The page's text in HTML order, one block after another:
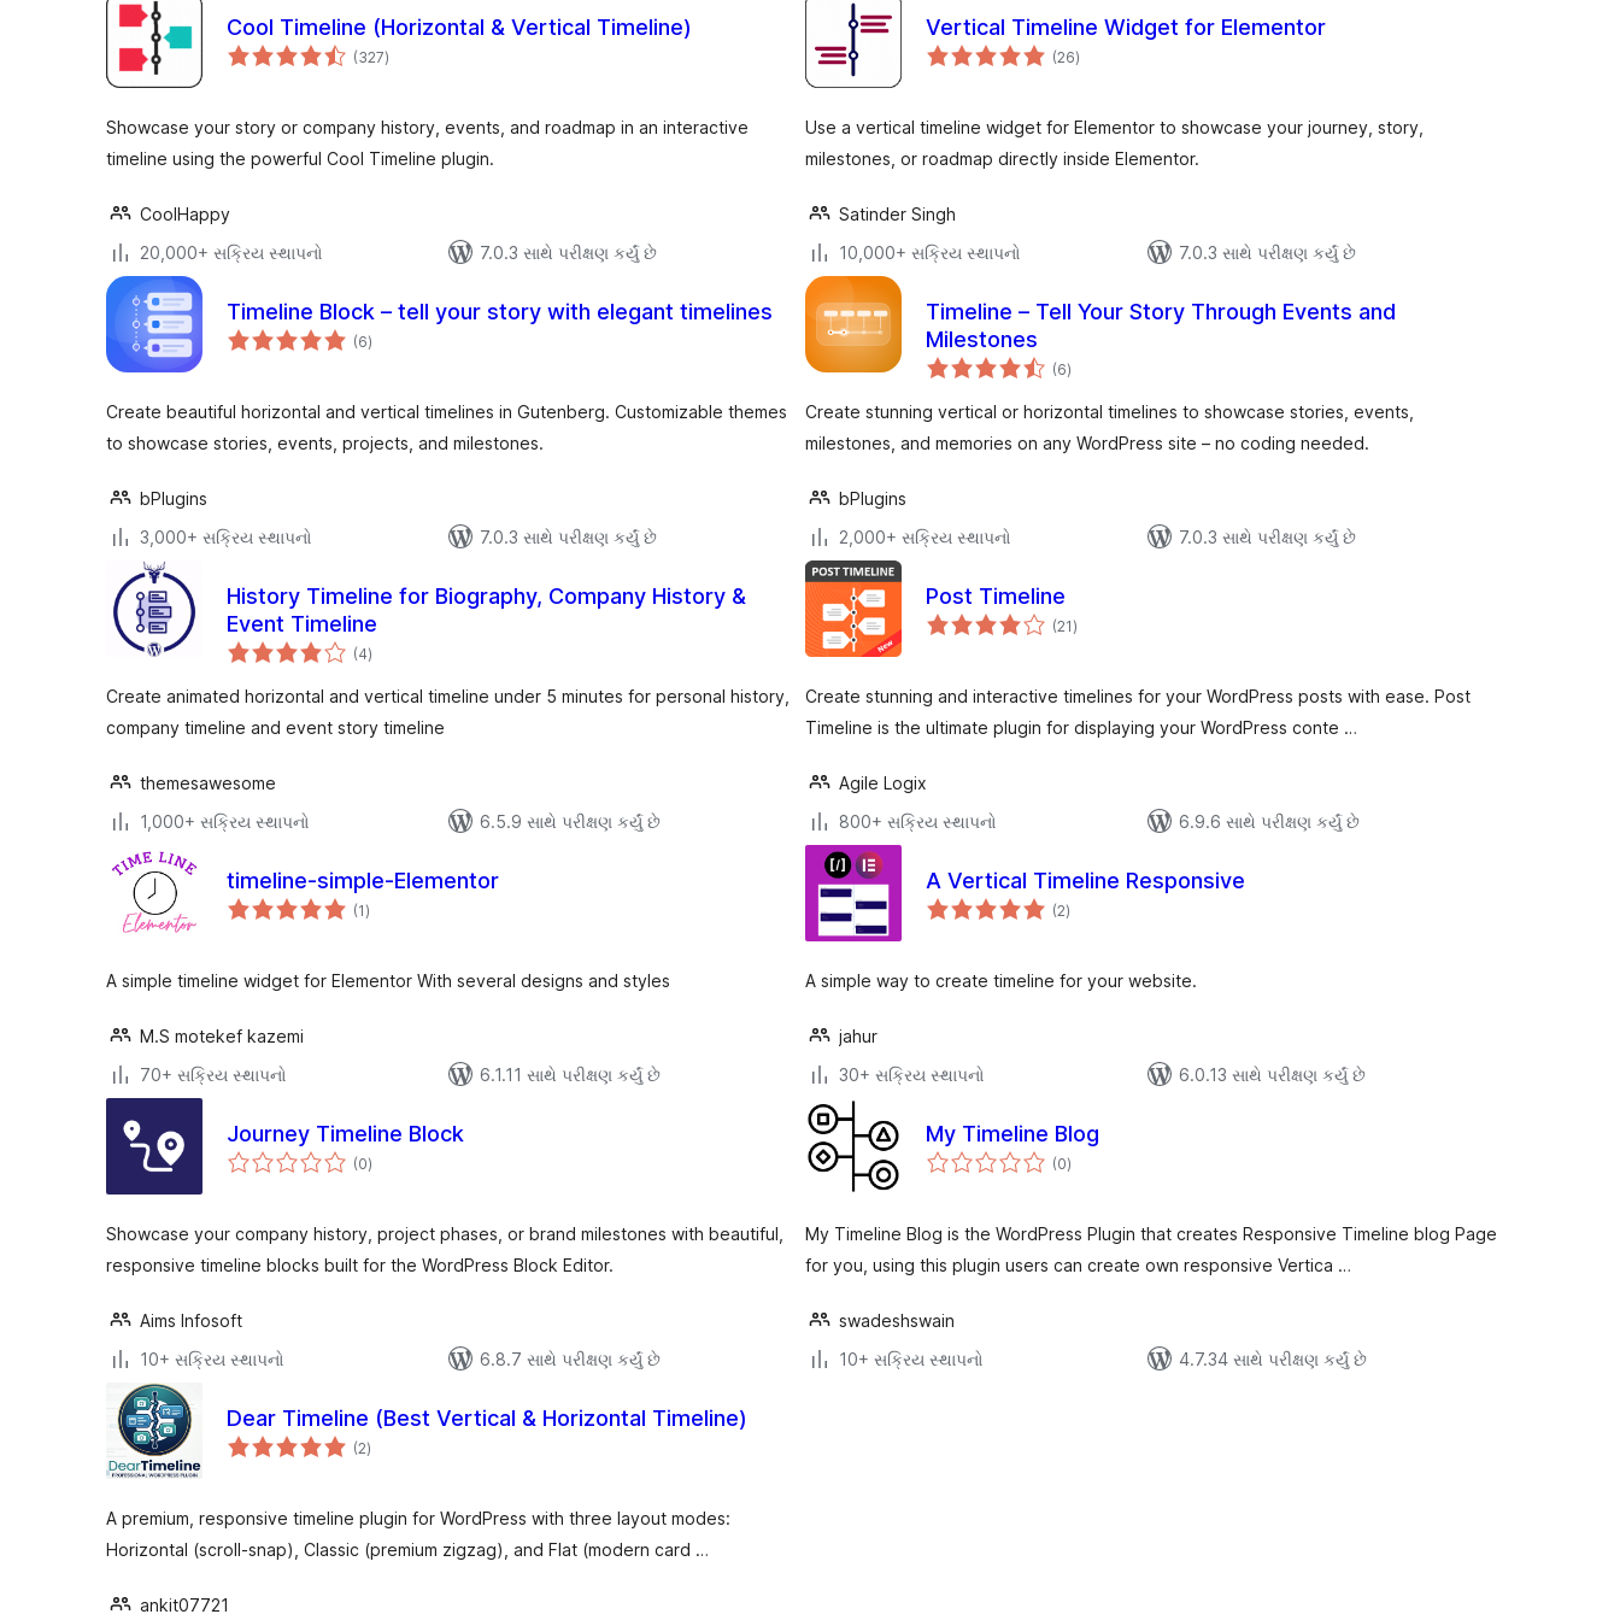
Cool Timeline (Horizontal & Vertical Timeline)
(327કુલ
રેટિંગ્સ
)
Showcase your story or company history, events, and roadmap in an interactive
timeline using the powerful Cool Timeline plugin.
CoolHappy
20,000+ સક્રિય સ્થાપનો
7.0.3 સાથે પરીક્ષણ કર્યું છે
Vertical Timeline Widget for Elementor
(26કુલ
રેટિંગ્સ
)
Use a vertical timeline widget for Elementor to showcase your journey, story,
milestones, or roadmap directly inside Elementor.
Satinder Singh
10,000+ સક્રિય સ્થાપનો
7.0.3 સાથે પરીક્ષણ કર્યું છે
Timeline Block – tell your story with elegant timelines
(6કુલ
રેટિંગ્સ
)
Create beautiful horizontal and vertical timelines in Gutenberg. Customizable themes
to showcase stories, events, projects, and milestones.
bPlugins
3,000+ સક્રિય સ્થાપનો
7.0.3 સાથે પરીક્ષણ કર્યું છે
Timeline – Tell Your Story Through Events and
Milestones
(6કુલ
રેટિંગ્સ
)
Create stunning vertical or horizontal timelines to showcase stories, events,
milestones, and memories on any WordPress site – no coding needed.
bPlugins
2,000+ સક્રિય સ્થાપનો
7.0.3 સાથે પરીક્ષણ કર્યું છે
History Timeline for Biography, Company History &
Event Timeline
(4કુલ
રેટિંગ્સ
)
Create animated horizontal and vertical timeline under 5 minutes for personal history,
company timeline and event story timeline
themesawesome
1,000+ સક્રિય સ્થાપનો
6.5.9 સાથે પરીક્ષણ કર્યું છે
Post Timeline
(21કુલ
રેટિંગ્સ
)
Create stunning and interactive timelines for your WordPress posts with ease. Post
Timeline is the ultimate plugin for displaying your WordPress conte …
Agile Logix
800+ સક્રિય સ્થાપનો
6.9.6 સાથે પરીક્ષણ કર્યું છે
timeline-simple-Elementor
(1કુલ
રેટિંગ્સ
)
A simple timeline widget for Elementor With several designs and styles
M.S motekef kazemi
70+ સક્રિય સ્થાપનો
6.1.11 સાથે પરીક્ષણ કર્યું છે
A Vertical Timeline Responsive
(2કુલ
રેટિંગ્સ
)
A simple way to create timeline for your website.
jahur
30+ સક્રિય સ્થાપનો
6.0.13 સાથે પરીક્ષણ કર્યું છે
Journey Timeline Block
(0કુલ
રેટિંગ્સ
)
Showcase your company history, project phases, or brand milestones with beautiful,
responsive timeline blocks built for the WordPress Block Editor.
Aims Infosoft
10+ સક્રિય સ્થાપનો
6.8.7 સાથે પરીક્ષણ કર્યું છે
My Timeline Blog
(0કુલ
રેટિંગ્સ
)
My Timeline Blog is the WordPress Plugin that creates Responsive Timeline blog Page
for you, using this plugin users can create own responsive Vertica …
swadeshswain
10+ સક્રિય સ્થાપનો
4.7.34 સાથે પરીક્ષણ કર્યું છે
Dear Timeline (Best Vertical & Horizontal Timeline)
(2કુલ
રેટિંગ્સ
)
A premium, responsive timeline plugin for WordPress with three layout modes:
Horizontal (scroll-snap), Classic (premium zigzag), and Flat (modern card …
ankit07721